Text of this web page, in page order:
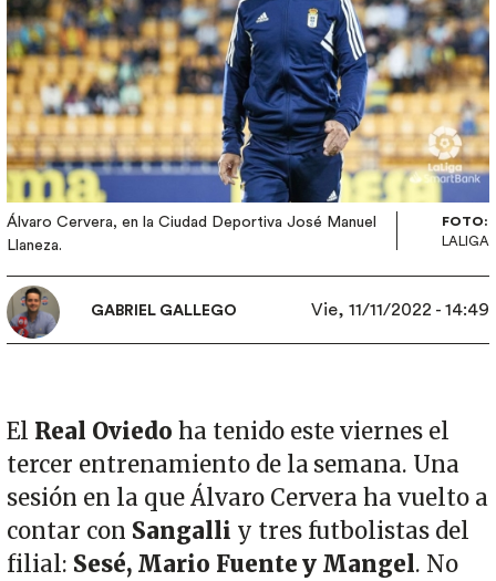
Álvaro Cervera, en la Ciudad Deportiva José Manuel
Llaneza.
FOTO:
LALIGA
GABRIEL GALLEGO Vie, 11/11/2022 - 14:49
El Real Oviedo ha tenido este viernes el
tercer entrenamiento de la semana. Una
sesión en la que Álvaro Cervera ha vuelto a
contar con Sangalli y tres futbolistas del
filial: Sesé, Mario Fuente y Mangel. No